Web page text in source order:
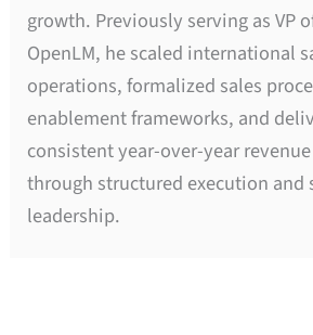
growth. Previously serving as VP
OpenLM, he scaled international
operations, formalized sales
enablement frameworks, and
consistent year-over-year
through structured execution and
leadership.